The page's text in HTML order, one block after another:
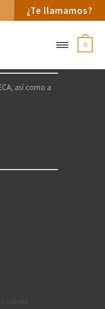
¿Te llamamos?
0
así como a